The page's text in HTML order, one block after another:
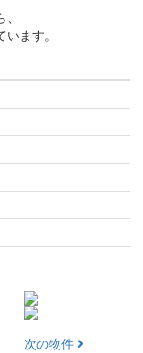
ます。
次の物件